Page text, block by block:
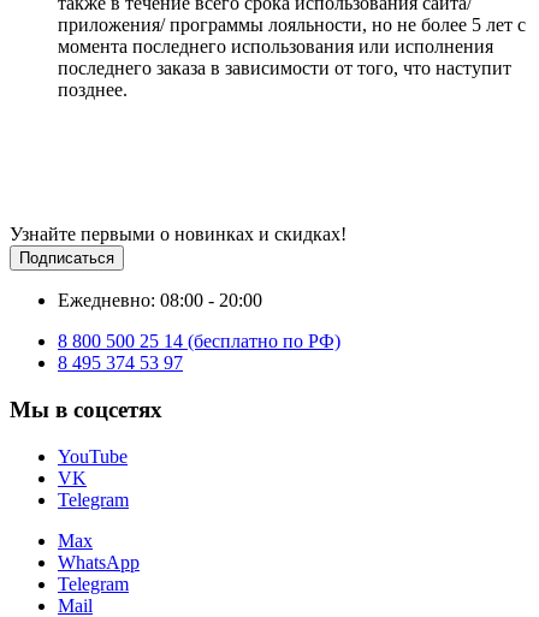
приложения/ программы лояльности, но не более 5 лет с
момента последнего использования или исполнения
последнего заказа в зависимости от того, что наступит
позднее.
Узнайте первыми о новинках и скидках!
Подписаться
Ежедневно: 08:00 - 20:00
8 800 500 25 14 (бесплатно по РФ)
8 495 374 53 97
Мы в соцсетях
YouTube
VK
Telegram
Max
WhatsApp
Telegram
Mail